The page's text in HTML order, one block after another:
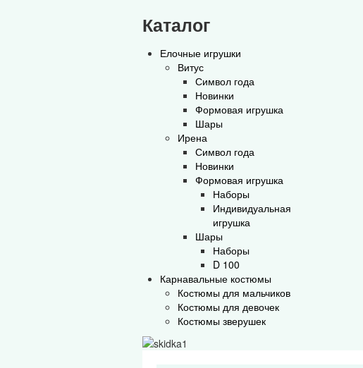
Каталог
Елочные игрушки
Витус
Символ года
Новинки
Формовая игрушка
Шары
Ирена
Символ года
Новинки
Формовая игрушка
Наборы
Индивидуальная
игрушка
Шары
Наборы
D 100
Карнавальные костюмы
Костюмы для мальчиков
Костюмы для девочек
Костюмы зверушек